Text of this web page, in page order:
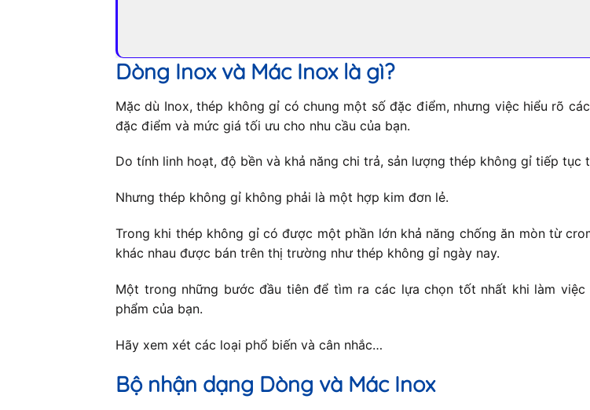
Dòng Inox và Mác Inox là gì?
Mặc dù Inox, thép không gỉ có chung một số đặc điểm, nhưng việc hiểu rõ
đặc điểm và mức giá tối ưu cho nhu cầu của bạn.
Do tính linh hoạt, độ bền và khả năng chi trả, sản lượng thép không gỉ tiếp tục
Nhưng thép không gỉ không phải là một hợp kim đơn lẻ.
Trong khi thép không gỉ có được một phần lớn khả năng chống ăn mòn từ
khác nhau được bán trên thị trường như thép không gỉ ngày nay.
Một trong những bước đầu tiên để tìm ra các lựa chọn tốt nhất khi làm
phẩm của bạn.
Hãy xem xét các loại phổ biến và cân nhắc…
Bộ nhận dạng Dòng và Mác Inox